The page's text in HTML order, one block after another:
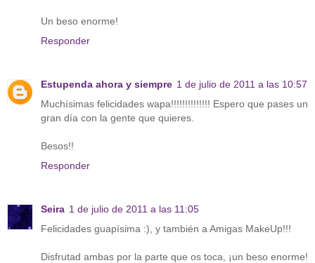
Un beso enorme!
Responder
Estupenda ahora y siempre 1 de julio de 2011 a las 10:57
Muchísimas felicidades wapa!!!!!!!!!!!!!! Espero que pases un
gran día con la gente que quieres.
Besos!!
Responder
Seira 1 de julio de 2011 a las 11:05
Felicidades guapísima :), y también a Amigas MakeUp!!!
Disfrutad ambas por la parte que os toca, ¡un beso enorme!